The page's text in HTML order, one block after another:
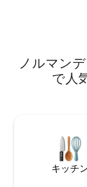
ノルマン
で人
キッチ